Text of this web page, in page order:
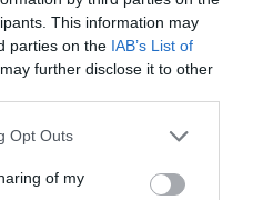
This information may
parties on the IAB’s List of
further disclose it to other
Opt Outs
of my
τα τελευταία νέα για